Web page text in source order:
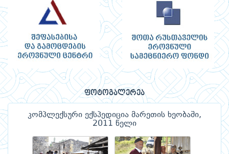
ფოტოგალერეა
კომპლექსური ექსპედიცია მარეთის ხეობაში,
2011 წელი